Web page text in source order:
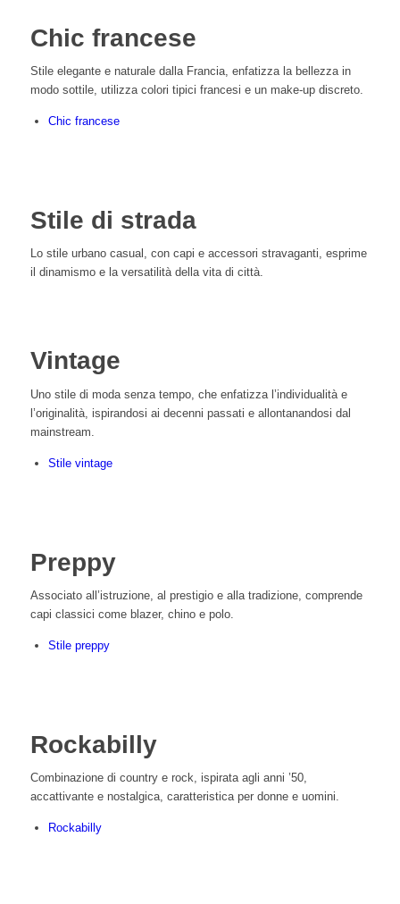
Chic francese
Stile elegante e naturale dalla Francia, enfatizza la bellezza in
modo sottile, utilizza colori tipici francesi e un make-up discreto.
Chic francese
Stile di strada
Lo stile urbano casual, con capi e accessori stravaganti, esprime
il dinamismo e la versatilità della vita di città.
Vintage
Uno stile di moda senza tempo, che enfatizza l’individualità e
l’originalità, ispirandosi ai decenni passati e allontanandosi dal
mainstream.
Stile vintage
Preppy
Associato all’istruzione, al prestigio e alla tradizione, comprende
capi classici come blazer, chino e polo.
Stile preppy
Rockabilly
Combinazione di country e rock, ispirata agli anni ’50,
accattivante e nostalgica, caratteristica per donne e uomini.
Rockabilly